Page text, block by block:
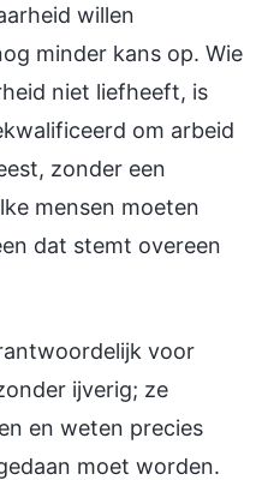
willen
minder kans op. Wie
niet liefheeft, is
om arbeid
zonder een
mensen moeten
dat stemt overeen
voor
ijverig; ze
en weten precies
moet worden.